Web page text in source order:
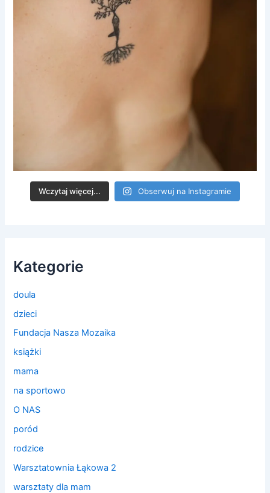
Wczytaj więcej... Obserwuj na Instagramie
Kategorie
doula
dzieci
Fundacja Nasza Mozaika
książki
mama
na sportowo
O NAS
poród
rodzice
Warsztatownia Łąkowa 2
warsztaty dla mam